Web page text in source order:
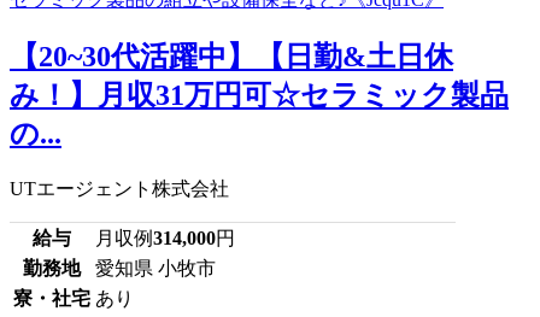
【20~30代活躍中】【日勤&土日休
み！】月収31万円可☆セラミック製品
の...
UTエージェント株式会社
給与 月収例314,000円
勤務地
愛知県 小牧市
寮・社宅 あり